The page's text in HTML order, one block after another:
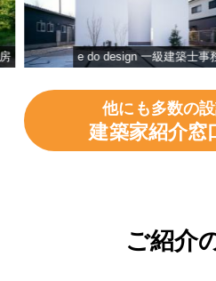
e do design 一級建築士事務所
他にも多数の
建築家紹介窓
ご紹介